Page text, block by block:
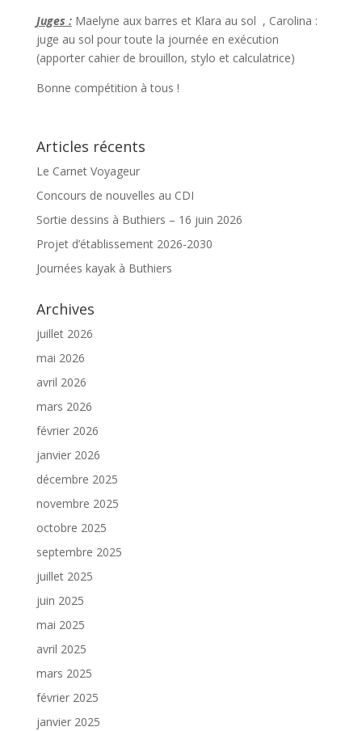
Juges :Maelyne aux barres et Klara au sol , Carolina :
juge au sol pour toute la journée en exécution
(apporter cahier de brouillon, stylo et calculatrice)
Bonne compétition à tous !
Articles récents
Le Carnet Voyageur
Concours de nouvelles au CDI
Sortie dessins à Buthiers – 16 juin 2026
Projet d’établissement 2026-2030
Journées kayak à Buthiers
Archives
juillet 2026
mai 2026
avril 2026
mars 2026
février 2026
janvier 2026
décembre 2025
novembre 2025
octobre 2025
septembre 2025
juillet 2025
juin 2025
mai 2025
avril 2025
mars 2025
février 2025
janvier 2025